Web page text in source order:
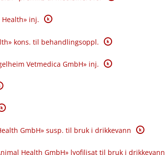
Health» inj. K
kons. til behandlingsoppl. K
Vetmedica GmbH» inj. K
GmbH» susp. til bruk i drikkevann K
Health GmbH» lyofilisat til bruk i drikkevann